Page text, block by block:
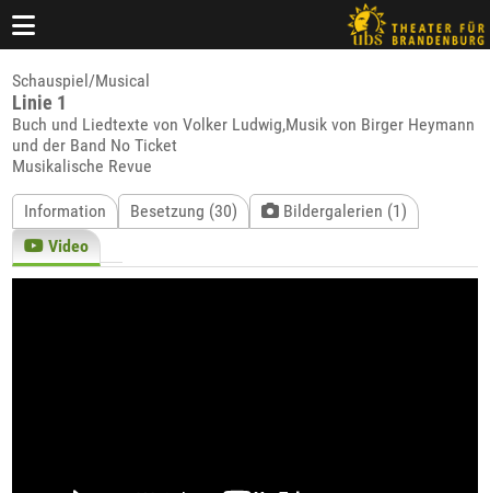
Schauspiel/Musical
Linie 1
Buch und Liedtexte von Volker Ludwig,Musik von Birger Heymann
und der Band No Ticket
Musikalische Revue
Information Besetzung (30)
Bildergalerien (1)
Video